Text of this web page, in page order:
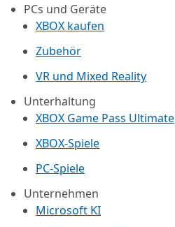
PCs und Geräte
XBOX kaufen
Zubehör
VR und Mixed Reality
Unterhaltung
XBOX Game Pass Ultimate
XBOX-Spiele
PC-Spiele
Unternehmen
Microsoft KI